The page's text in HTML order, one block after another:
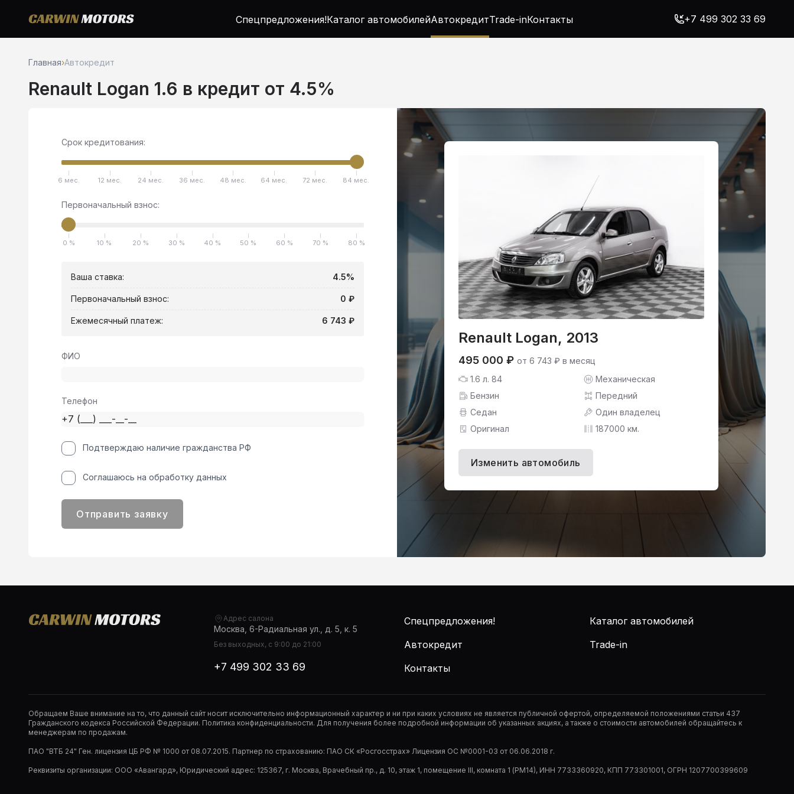
Спецпредложения!Каталог автомобилейАвтокредитTrade-inКонтакты +7 499 302 33 69
Главная›Автокредит
Renault Logan 1.6 в кредит от 4.5%
Renault Logan, 2013
495 000 ₽ от 6 743 ₽ в месяц
1.6 л. 84
Механическая
Бензин
Передний
Седан
Один владелец
Оригинал
187000 км.
Изменить автомобиль
Срок кредитования:
6 мес. 12 мес. 24 мес. 36 мес. 48 мес. 64 мес. 72 мес. 84 мес.
Первоначальный взнос:
0 % 10 % 20 % 30 % 40 % 50 % 60 % 70 % 80 %
Ваша ставка: 4.5%
Первоначальный взнос: 0 ₽
Ежемесячный платеж: 6 743 ₽
ФИО
Телефон
Подтверждаю наличие гражданства РФ
Соглашаюсь на обработку данных
Отправить заявку
Адрес салона
Москва, 6-Радиальная ул., д. 5, к. 5
Без выходных, с 9:00 до 21:00
+7 499 302 33 69
Спецпредложения!
Каталог автомобилей
Автокредит
Trade-in
Контакты
Обращаем Ваше внимание на то, что данный сайт носит исключительно информационный характер и ни при каких условиях не является публичной офертой, определяемой положениями статьи 437
Гражданского кодекса Российской Федерации. Политика конфиденциальности. Для получения более подробной информации об указанных акциях, а также о стоимости автомобилей обращайтесь к
менеджерам по продажам.
ПАО "ВТБ 24" Ген. лицензия ЦБ РФ № 1000 от 08.07.2015. Партнер по страхованию: ПАО СК «Росгосстрах» Лицензия ОС №0001-03 от 06.06.2018 г.
Реквизиты организации: ООО «Авангард», Юридический адрес: 125367, г. Москва, Врачебный пр., д. 10, этаж 1, помещение III, комната 1 (РМ14), ИНН 7733360920, КПП 773301001, ОГРН 1207700399609